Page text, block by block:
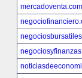
mercadoventa.com